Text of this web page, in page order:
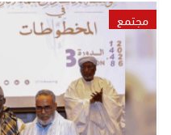
مجتمع